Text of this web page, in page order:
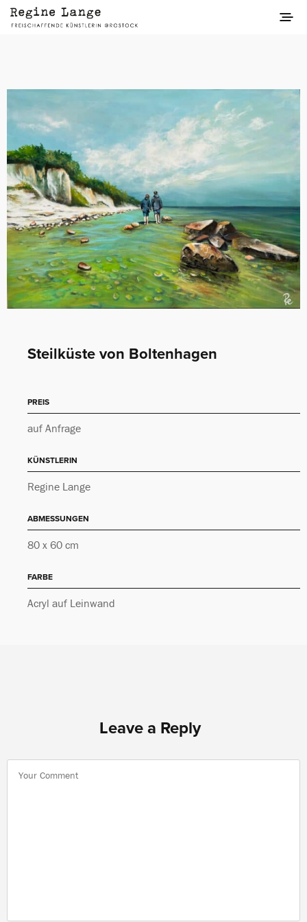
Steilküste von Boltenhagen
PREIS
auf Anfrage
KÜNSTLERIN
Regine Lange
ABMESSUNGEN
80 x 60 cm
FARBE
Acryl auf Leinwand
Leave a Reply